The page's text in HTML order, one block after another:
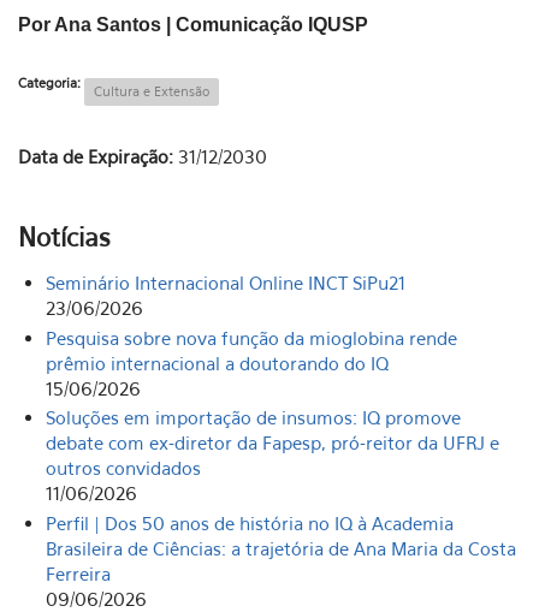
Por Ana Santos | Comunicação IQUSP
Categoria: Cultura e Extensão
Data de Expiração: 31/12/2030
Notícias
Seminário Internacional Online INCT SiPu21
23/06/2026
Pesquisa sobre nova função da mioglobina rende
prêmio internacional a doutorando do IQ
15/06/2026
Soluções em importação de insumos: IQ promove
debate com ex-diretor da Fapesp, pró-reitor da UFRJ e
outros convidados
11/06/2026
Perfil | Dos 50 anos de história no IQ à Academia
Brasileira de Ciências: a trajetória de Ana Maria da Costa
Ferreira
09/06/2026